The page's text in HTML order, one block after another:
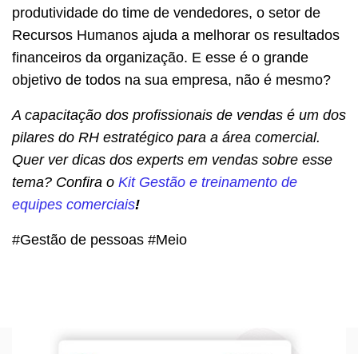
produtividade do time de vendedores, o setor de
Recursos Humanos ajuda a melhorar os resultados
financeiros da organização. E esse é o grande
objetivo de todos na sua empresa, não é mesmo?
A capacitação dos profissionais de vendas é um dos
pilares do RH estratégico para a área comercial.
Quer ver dicas dos experts em vendas sobre esse
tema? Confira o Kit Gestão e treinamento de
equipes comerciais!
#Gestão de pessoas #Meio